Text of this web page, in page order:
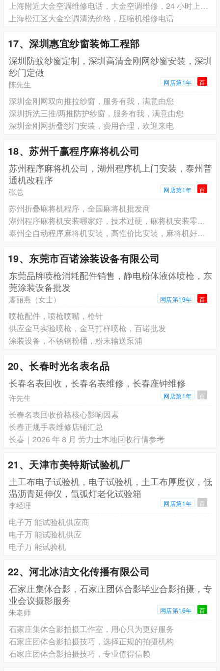
上海附近大金空调维修电话，大金空调维修，24 小时上门服务
上海松江区大金空调清洗价格，压缩机维修电话
17、深圳惠宜纱窗装饰工程部
深圳防蚊纱窗定制，深圳高清金刚网纱窗安装，深圳
纱门定做
陈先生 网店第1年 百
深圳金刚网双向推拉纱窗，服务有我，满意由您
深圳拆洗三推/两推防护纱窗，服务有我，满意由您
深圳金刚网折叠纱门安装，费用合理，欢迎来电
18、苏州千赢程序麻将机公司
苏州程序麻将机公司，湖州程序机上门安装，泰州普
通机改程序
张总 网店第1年 百
苏州折叠麻将机程序，全国麻将机批发商
湖州程序麻将机安装哪家好，技术过硬，麻将机安装零失误
泰州全自动程序麻将机安装，高性价比安装，麻将机好用不贵
19、东莞市百诺涂装设备有限公司
东莞品牌喷枪消耗配件销售，静电粉体液体喷枪，东
莞涂装设备批发
廖丽燕（女士） 网店第19年 百
喷枪配件，喷枪喷嘴，枪针
供应金马实验喷枪，金马打样喷枪，百诺批发
涂装设备，不锈钢粉桶，粉末输送泵浦
20、长春时光名表名品
长春名表回收，长春名表维修，长春座钟维修
许先生 网店第1年 百
长春名表回收价格核心影响因素
长春正规手表维修店铺汇总
长春｜2026 年 8 月 劳力士本地回收行情参考
21、天津市美特斯试验机厂
土工布电子试验机，电子试验机，土工布厚度仪，低
温沥青延伸仪，氙弧灯老化试验箱
李经理 网店第1年 百
电子万 能试验机供应商
电子万 能试验机供应
电子万 能试验机
22、河北冰洁文化传播有限公司
石家庄集体合影，石家庄团体合影毕业合影拍摄，专
业会议摄影服务
朱老师 网店第16年 百
石家庄集体合影拍摄工作室，用心只为更好服务
石家庄团体合影拍摄技巧，选择正规的拍摄机构
石家庄团体合影拍摄技巧，专业值得信赖